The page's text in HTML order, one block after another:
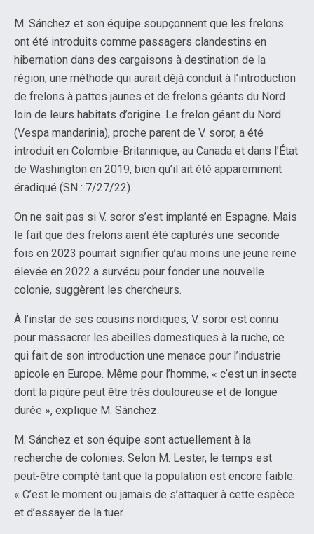
M. Sánchez et son équipe soupçonnent que les frelons
ont été introduits comme passagers clandestins en
hibernation dans des cargaisons à destination de la
région, une méthode qui aurait déjà conduit à l’introduction
de frelons à pattes jaunes et de frelons géants du Nord
loin de leurs habitats d’origine. Le frelon géant du Nord
(Vespa mandarinia), proche parent de V. soror, a été
introduit en Colombie-Britannique, au Canada et dans l’État
de Washington en 2019, bien qu’il ait été apparemment
éradiqué (SN : 7/27/22).
On ne sait pas si V. soror s’est implanté en Espagne. Mais
le fait que des frelons aient été capturés une seconde
fois en 2023 pourrait signifier qu’au moins une jeune reine
élevée en 2022 a survécu pour fonder une nouvelle
colonie, suggèrent les chercheurs.
À l’instar de ses cousins nordiques, V. soror est connu
pour massacrer les abeilles domestiques à la ruche, ce
qui fait de son introduction une menace pour l’industrie
apicole en Europe. Même pour l’homme, « c’est un insecte
dont la piqûre peut être très douloureuse et de longue
durée », explique M. Sánchez.
M. Sánchez et son équipe sont actuellement à la
recherche de colonies. Selon M. Lester, le temps est
peut-être compté tant que la population est encore faible.
« C’est le moment ou jamais de s’attaquer à cette espèce
et d’essayer de la tuer.